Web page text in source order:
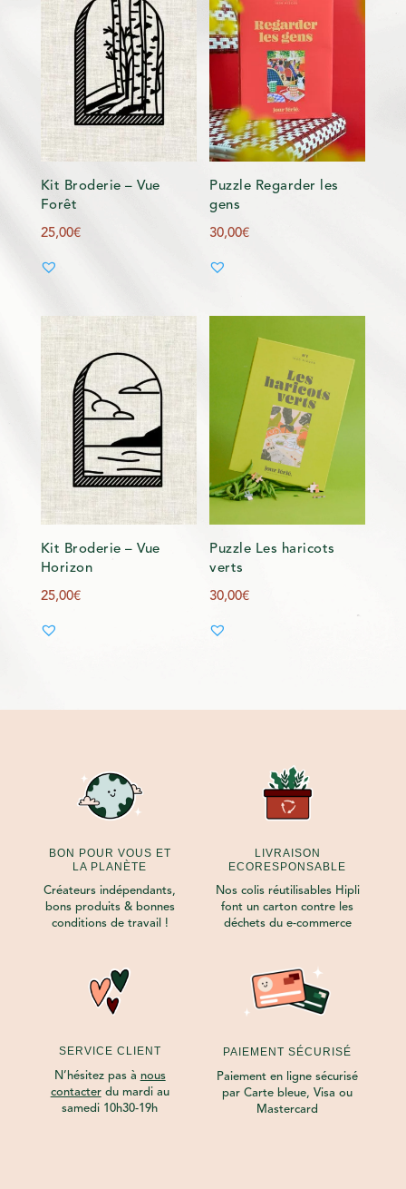
Kit Broderie – Vue
Forêt
25,00€
Puzzle Regarder les
gens
30,00€
Kit Broderie – Vue
Horizon
25,00€
Puzzle Les haricots
verts
30,00€
BON POUR VOUS ET
LA PLANÈTE
Créateurs indépendants,
bons produits & bonnes
conditions de travail !
LIVRAISON
ECORESPONSABLE
Nos colis réutilisables Hipli
font un carton contre les
déchets du e-commerce
SERVICE CLIENT
N’hésitez pas à nous
contacterdu mardi au
samedi 10h30-19h
PAIEMENT SÉCURISÉ
Paiement en ligne sécurisé
par Carte bleue, Visa ou
Mastercard